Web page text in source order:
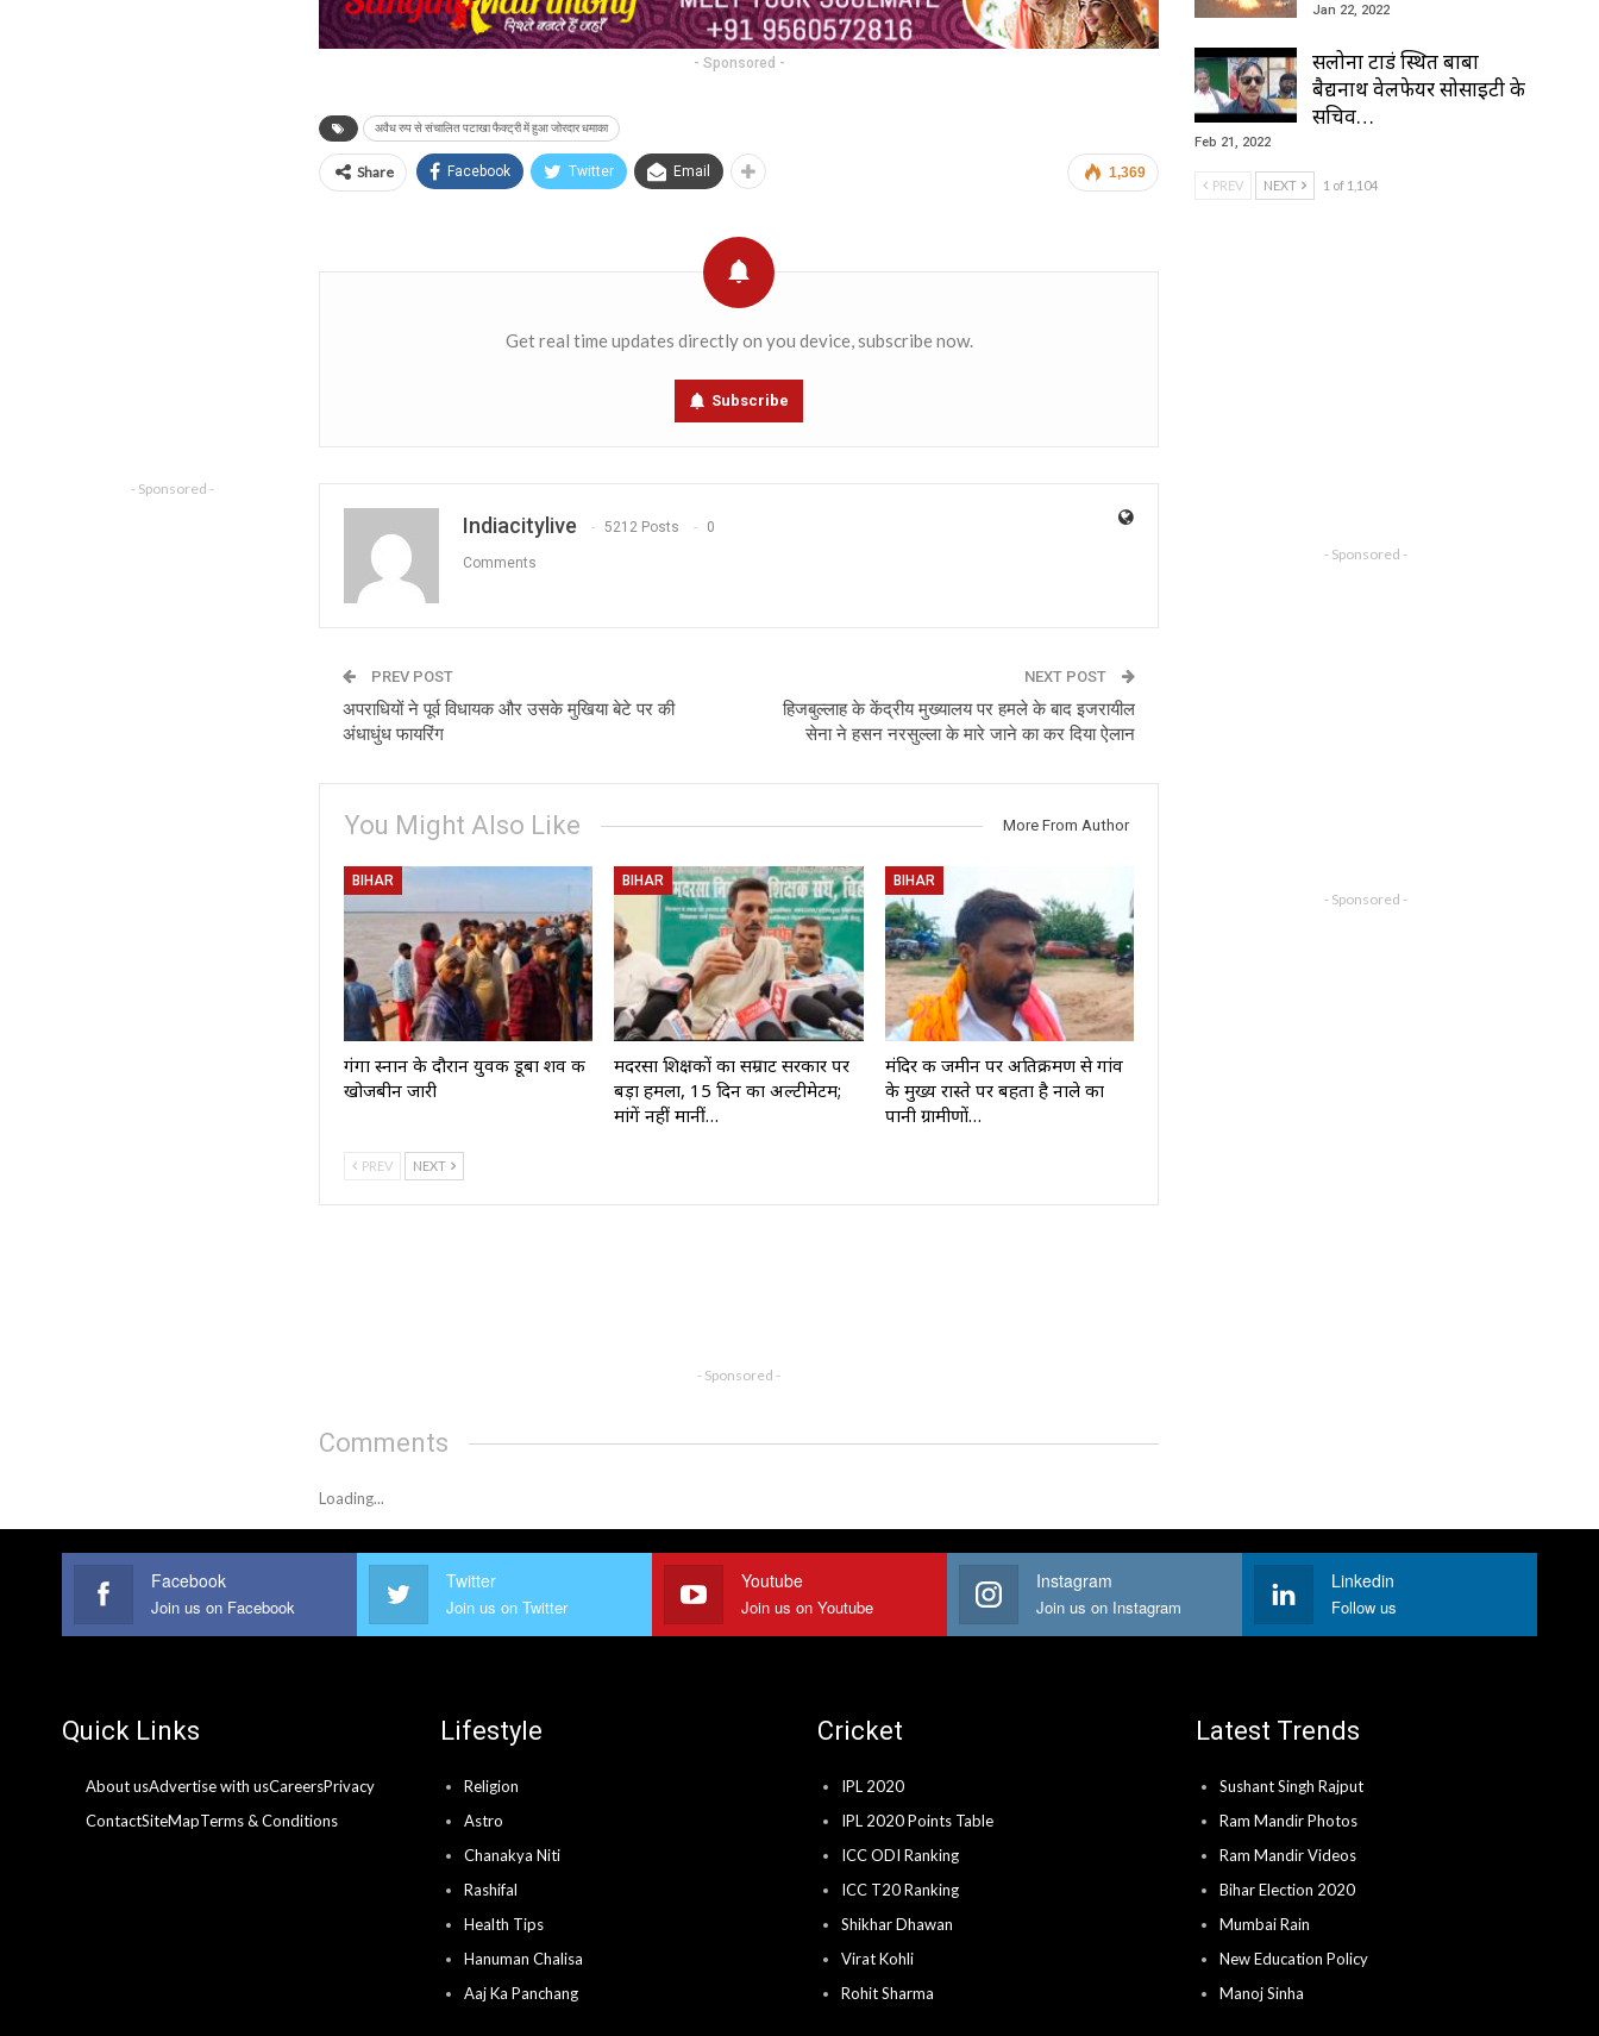
- Sponsored -
अवैध रुप से संचालित पटाखा फैक्ट्री में हुआ जोरदार धमाका
1,369
Share Facebook Twitter Email
Get real time updates directly on you device, subscribe now.
Subscribe
Indiacitylive 5212 Posts 0
Comments
PREV POST
अपराधियों ने पूर्व विधायक और उसके मुखिया बेटे पर की
अंधाधुंध फायरिंग
NEXT POST
हिजबुल्लाह के केंद्रीय मुख्यालय पर हमले के बाद इजरायील
सेना ने हसन नरसुल्ला के मारे जाने का कर दिया ऐलान
You Might Also Like More From Author
BIHAR
गंगा स्नान के दौरान युवक डूबा शव की
खोजबीन जारी
BIHAR
मदरसा शिक्षकों का सम्राट सरकार पर
बड़ा हमला, 15 दिन का अल्टीमेटम;
मांगें नहीं मानीं…
BIHAR
मंदिर की जमीन पर अतिक्रमण से गांव
के मुख्य रास्ते पर बहता है नाले का
पानी ग्रामीणों…
PREV NEXT
- Sponsored -
Comments
Loading...
Jan 22, 2022
सलोना टाडं स्थित बाबा
बैद्यनाथ वेलफेयर सोसाइटी के
सचिव…
Feb 21, 2022
PREV NEXT 1 of 1,104
- Sponsored -
- Sponsored -
- Sponsored -
Facebook
Join us on Facebook
Twitter
Join us on Twitter
Youtube
Join us on Youtube
Instagram
Join us on Instagram
Linkedin
Follow us
Quick Links
About usAdvertise with usCareersPrivacy
ContactSiteMapTerms & Conditions
Lifestyle
Religion
Astro
Chanakya Niti
Rashifal
Health Tips
Hanuman Chalisa
Aaj Ka Panchang
Cricket
IPL 2020
IPL 2020 Points Table
ICC ODI Ranking
ICC T20 Ranking
Shikhar Dhawan
Virat Kohli
Rohit Sharma
Latest Trends
Sushant Singh Rajput
Ram Mandir Photos
Ram Mandir Videos
Bihar Election 2020
Mumbai Rain
New Education Policy
Manoj Sinha